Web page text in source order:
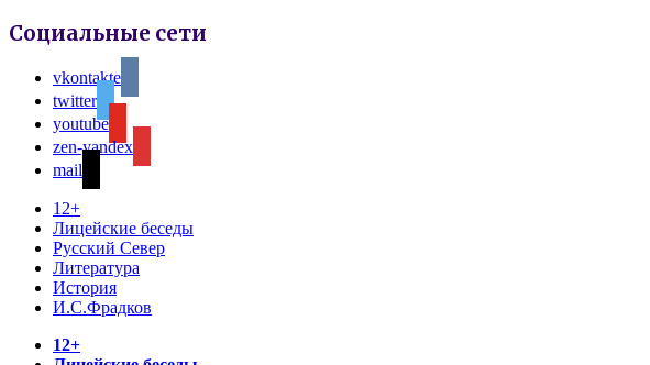
Социальные сети
vkontakte
twitter
youtube
zen-yandex
mail
12+
Лицейские беседы
Русский Север
Литература
История
И.С.Фрадков
12+